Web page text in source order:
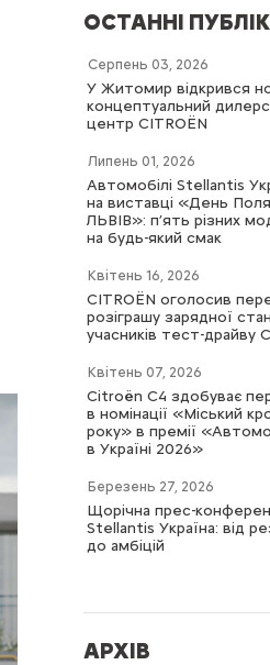
ОСТАННІ
Серпень 03, 2026
У Житомир відкрився
концептуальний
центр CITROËN
Липень 01, 2026
Автомобілі Stellantis
на виставці «День
ЛЬВІВ»: п’ять різних
на будь-який смак
Квітень 16, 2026
CITROËN оголосив
розіграшу зарядної
учасників тест-драйву
Квітень 07, 2026
Citroën C4 здобуває
в номінації «Міський
року» в премії
в Україні 2026»
Березень 27, 2026
Щорічна прес-
Stellantis Україна: від
до амбіцій
АРХІВ